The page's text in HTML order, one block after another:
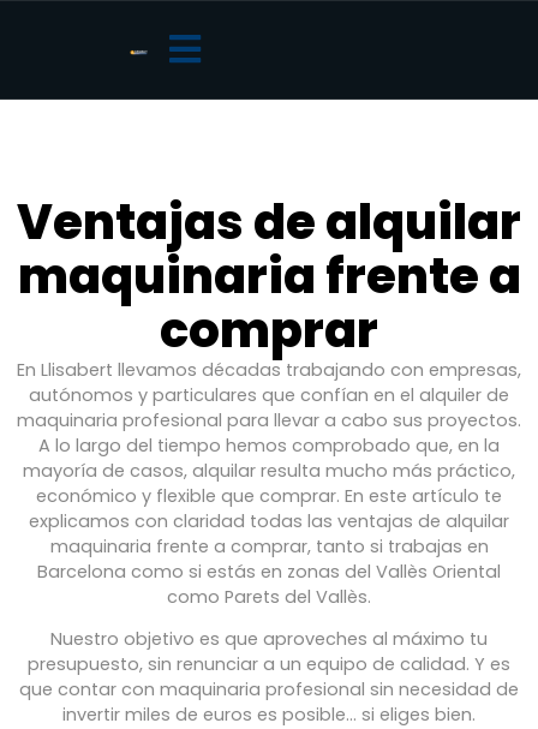
Ventajas de alquilar
maquinaria frente a
comprar
En Llisabert llevamos décadas trabajando con empresas,
autónomos y particulares que confían en el alquiler de
maquinaria profesional para llevar a cabo sus proyectos.
A lo largo del tiempo hemos comprobado que, en la
mayoría de casos, alquilar resulta mucho más práctico,
económico y flexible que comprar. En este artículo te
explicamos con claridad todas las ventajas de alquilar
maquinaria frente a comprar, tanto si trabajas en
Barcelona como si estás en zonas del Vallès Oriental
como Parets del Vallès.
Nuestro objetivo es que aproveches al máximo tu
presupuesto, sin renunciar a un equipo de calidad. Y es
que contar con maquinaria profesional sin necesidad de
invertir miles de euros es posible… si eliges bien.